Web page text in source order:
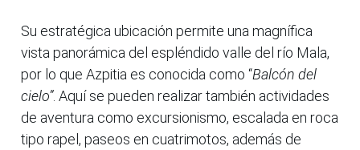
Su estratégica ubicación permite una magnífica
vista panorámica del espléndido valle del río Mala,
por lo que Azpitia es conocida como “Balcón del
cielo”. Aquí se pueden realizar también actividades
de aventura como excursionismo, escalada en roca
tipo rapel, paseos en cuatrimotos, además de